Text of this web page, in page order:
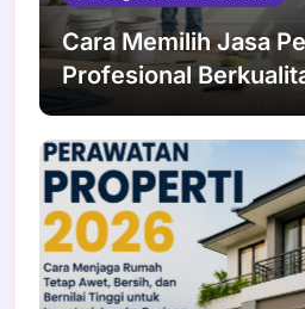
Cara Memilih Jasa
Profesional